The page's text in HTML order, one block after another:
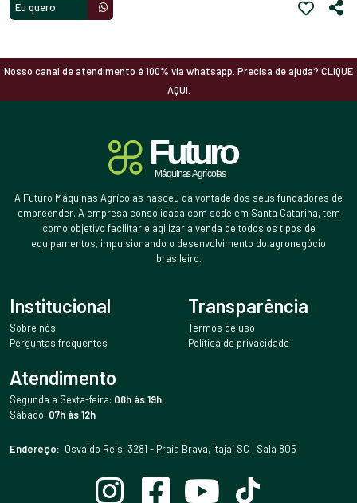
Eu quero
Nosso canal de atendimento é 100% via whatsapp. Precisa de ajuda? CLIQUE
AQUI.
A Futuro Máquinas Agrícolas nasceu da vontade dos seus fundadores de
empreender. A empresa consolidada com sede em Santa Catarina, tem
como objetivo facilitar e agilizar a venda de todos os tipos de
equipamentos, impulsionando o desenvolvimento do agronegócio
brasileiro.
Institucional
Sobre nós
Perguntas frequentes
Transparência
Termos de uso
Política de privacidade
Atendimento
Segunda a Sexta-feira: 08h às 19h
Sábado: 07h às 12h
Endereço: Osvaldo Reis, 3281 - Praia Brava, Itajaí SC | Sala 805